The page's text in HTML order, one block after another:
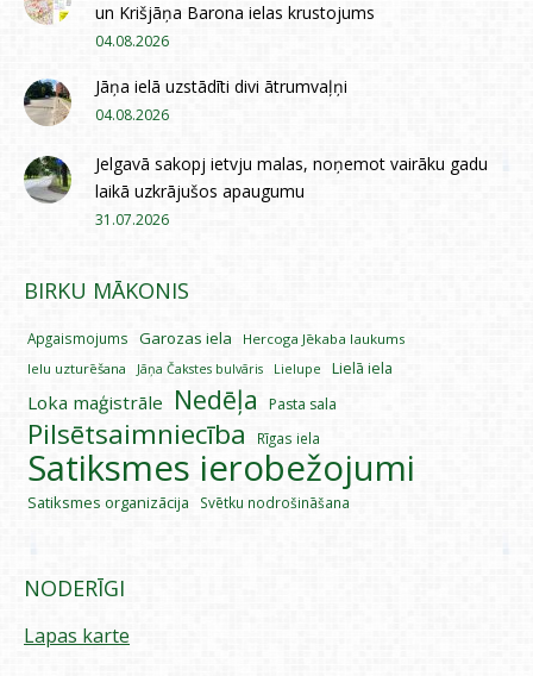
un Krišjāņa Barona ielas krustojums
04.08.2026
Jāņa ielā uzstādīti divi ātrumvaļņi
04.08.2026
Jelgavā sakopj ietvju malas, noņemot vairāku gadu
laikā uzkrājušos apaugumu
31.07.2026
BIRKU MĀKONIS
Apgaismojums Garozas iela
Hercoga Jēkaba laukums
Ielu uzturēšana
Jāņa Čakstes bulvāris Lielupe Lielā iela
Loka maģistrāle Nedēļa Pasta sala
Pilsētsaimniecība Rīgas iela
Satiksmes ierobežojumi
Satiksmes organizācija Svētku nodrošināšana
NODERĪGI
Lapas karte